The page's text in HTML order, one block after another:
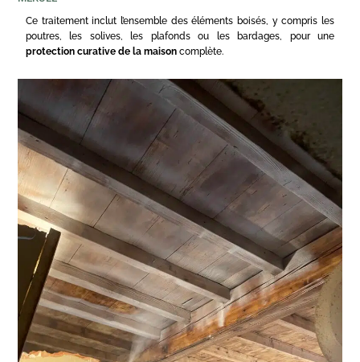
Ce traitement inclut l’ensemble des éléments boisés, y compris les
poutres, les solives, les plafonds ou les bardages, pour une
protection curative de la maison complète.